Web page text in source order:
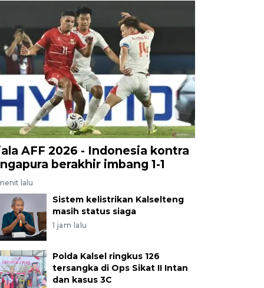
AFF 2026 - Indonesia kontra
berakhir imbang 1-1
lalu
Sistem kelistrikan Kalselteng
masih status siaga
1 jam lalu
Polda Kalsel ringkus 126
tersangka di Ops Sikat II Intan
dan kasus 3C